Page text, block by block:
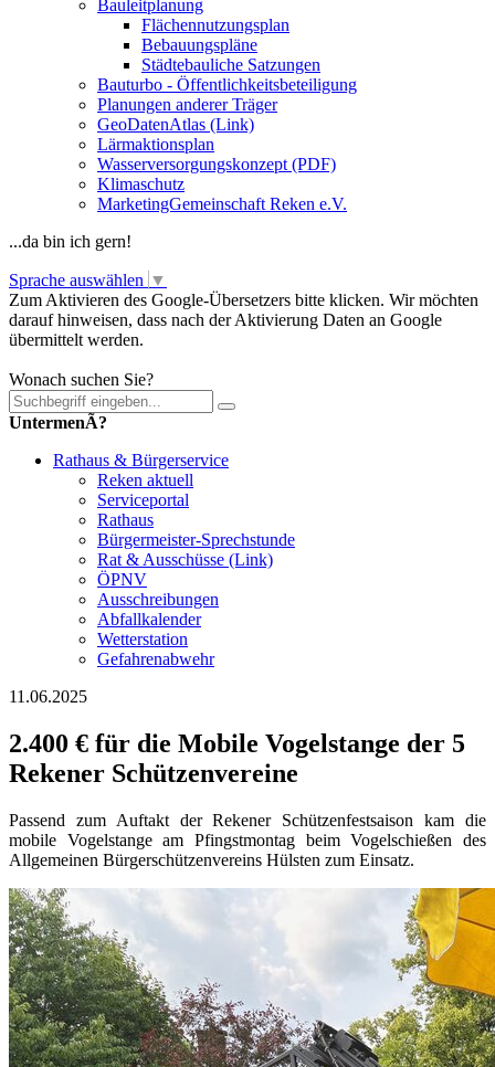
Bauleitplanung
Flächennutzungsplan
Bebauungspläne
Städtebauliche Satzungen
Bauturbo - Öffentlichkeitsbeteiligung
Planungen anderer Träger
GeoDatenAtlas (Link)
Lärmaktionsplan
Wasserversorgungskonzept (PDF)
Klimaschutz
MarketingGemeinschaft Reken e.V.
...da bin ich gern!
Sprache auswählen ▼
Zum Aktivieren des Google-Übersetzers bitte klicken. Wir möchten
darauf hinweisen, dass nach der Aktivierung Daten an Google
übermittelt werden.
Wonach suchen Sie?
UntermenÃ?
Rathaus & Bürgerservice
Reken aktuell
Serviceportal
Rathaus
Bürgermeister-Sprechstunde
Rat & Ausschüsse (Link)
ÖPNV
Ausschreibungen
Abfallkalender
Wetterstation
Gefahrenabwehr
11.06.2025
2.400 € für die Mobile Vogelstange der 5
Rekener Schützenvereine
Passend zum Auftakt der Rekener Schützenfestsaison kam die
mobile Vogelstange am Pfingstmontag beim Vogelschießen des
Allgemeinen Bürgerschützenvereins Hülsten zum Einsatz.